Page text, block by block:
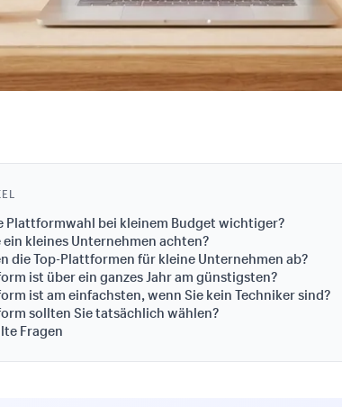
Plattformwahl bei kleinem Budget wichtiger?
kleines Unternehmen achten?
die Top-Plattformen für kleine Unternehmen ab?
ist über ein ganzes Jahr am günstigsten?
ist am einfachsten, wenn Sie kein Techniker sind?
sollten Sie tatsächlich wählen?
Fragen